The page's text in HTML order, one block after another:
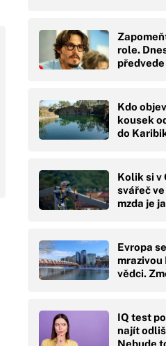
role.
Kdo
kousek
do
Kolik si v
svářeč
mzda je
Evropa
mrazivou
vědci.
IQ test
najít
Nebude